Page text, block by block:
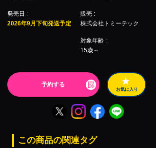
発売日 :
2026年9月下旬発送予定
販売 :
株式会社トミーテック
対象年齢 :
15歳～
予約する
お気に入り
この商品の関連タグ